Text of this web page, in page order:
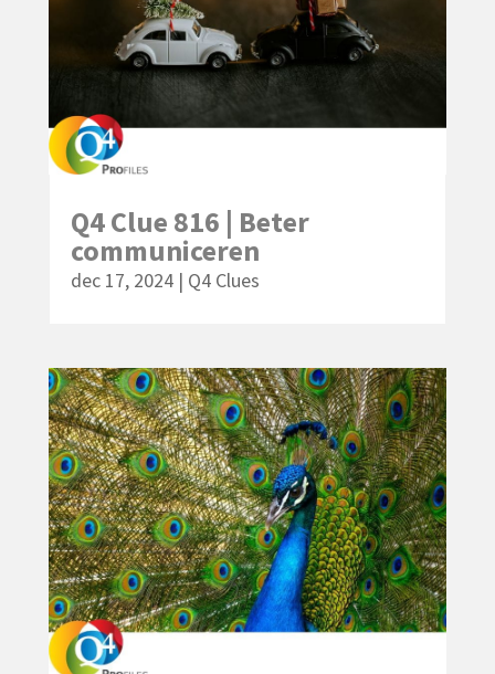
Q4 Clue 816 | Beter
communiceren
dec 17, 2024| Q4 Clues